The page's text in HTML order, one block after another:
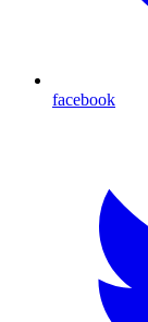
facebook